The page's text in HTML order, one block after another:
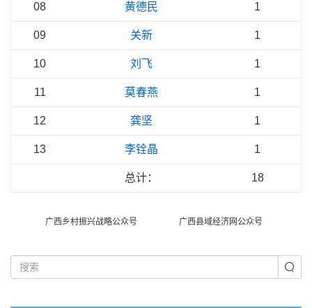
08 黄德民 1
09 关新 1
10 刘飞 1
11 莫春燕 1
12 龚坚 1
13 李铨晶 1
总计： 18
广西乡村振兴战略公众号 广西县域经济网公众号